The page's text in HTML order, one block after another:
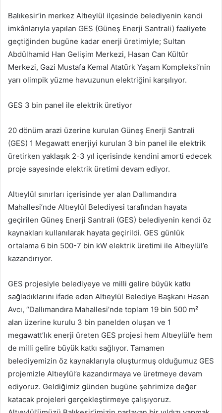
göndermek
Balıkesir’in merkez Altıeylül ilçesinde belediyenin kendi
imkânlarıyla yapılan GES (Güneş Enerji Santrali) faaliyete
geçtiğinden bugüne kadar enerji üretimiyle; Sultan
Abdülhamid Han Gelişim Merkezi, Hasan Can Kültür
Merkezi, Gazi Mustafa Kemal Atatürk Yaşam Kompleksi’nin
yarı olimpik yüzme havuzunun elektriğini karşılıyor.
GES 3 bin panel ile elektrik üretiyor
20 dönüm arazi üzerine kurulan Güneş Enerji Santrali
(GES) 1 Megawatt enerjiyi kurulan 3 bin panel ile elektrik
üretirken yaklaşık 2-3 yıl içerisinde kendini amorti edecek
proje sayesinde elektrik üretimi devam ediyor.
Altıeylül sınırları içerisinde yer alan Dallımandıra
Mahallesi’nde Altıeylül Belediyesi tarafından hayata
geçirilen Güneş Enerji Santrali (GES) belediyenin kendi öz
kaynakları kullanılarak hayata geçirildi. GES günlük
ortalama 6 bin 500-7 bin kW elektrik üretimi ile Altıeylül’e
kazandırıyor.
GES projesiyle belediyeye ve milli gelire büyük katkı
sağladıklarını ifade eden Altıeylül Belediye Başkanı Hasan
Avcı, “Dallımandıra Mahallesi’nde toplam 19 bin 500 m²
alan üzerine kurulu 3 bin panelden oluşan ve 1
megawatt’lık enerji üreten GES projesi hem Altıeylül’e hem
de milli gelire büyük katkı sağlıyor. Tamamen
belediyemizin öz kaynaklarıyla oluşturmuş olduğumuz GES
projemizle Altıeylül’e kazandırmaya ve üretmeye devam
ediyoruz. Geldiğimiz günden bugüne şehrimize değer
katacak projeleri gerçekleştirmeye çalışıyoruz.